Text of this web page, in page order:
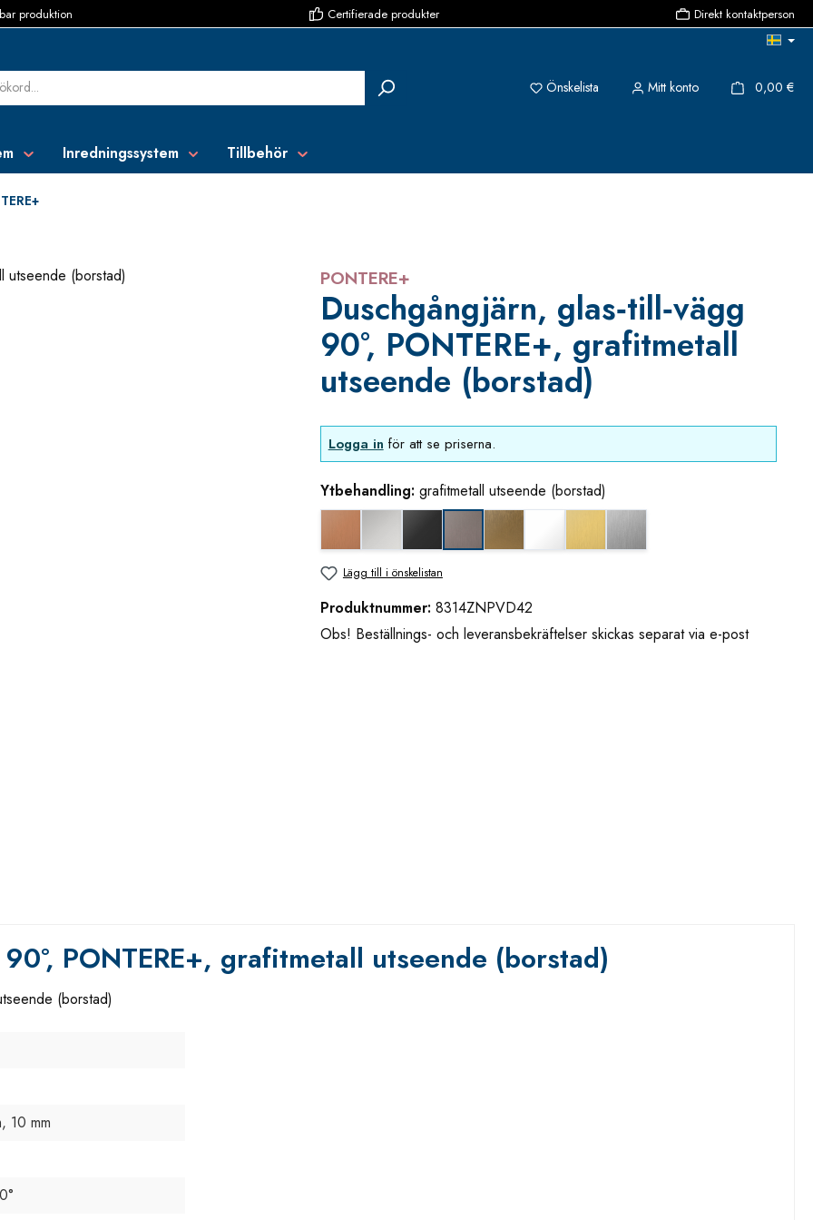
produktion Certifierade produkter Direkt kontaktperson
Önskelista Du har 0 objekt i önskelistan
Mitt konto 0,00 €
Inredningssystem Tillbehör
PONTERE+
Duschgångjärn, glas‑till‑vägg
90°, PONTERE+, grafitmetall
utseende (borstad)
Logga in för att se priserna.
Ytbehandling: grafitmetall utseende (borstad)
Lägg till i önskelistan
Produktnummer: 8314ZNPVD42
Obs! Beställnings- och leveransbekräftelser skickas separat via e-post
PONTERE+, grafitmetall utseende (borstad)
(borstad)
10 mm